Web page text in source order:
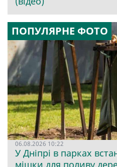
ПОПУЛЯРНЕ ФОТО
06.08.2026 10:22
У Дніпрі в парках
мішки для поливу